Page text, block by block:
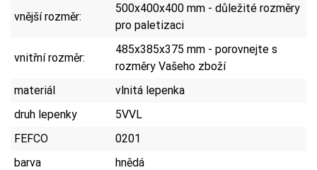
vnější rozměr:
500x400x400 mm - důležité rozměry
pro paletizaci
vnitřní rozměr:
485x385x375 mm - porovnejte s
rozměry Vašeho zboží
materiál
vlnitá lepenka
druh lepenky
5VVL
FEFCO
0201
barva
hnědá